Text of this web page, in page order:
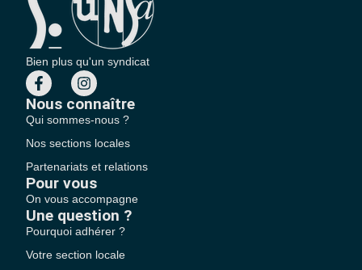
Bien plus qu'un syndicat
Nous connaître
Qui sommes-nous ?
Nos sections locales
Partenariats et relations
Pour vous
On vous accompagne
Une question ?
Pourquoi adhérer ?
Votre section locale